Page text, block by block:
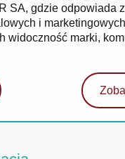
SA, gdzie odpowiada
i marketingowych
widoczność marki,